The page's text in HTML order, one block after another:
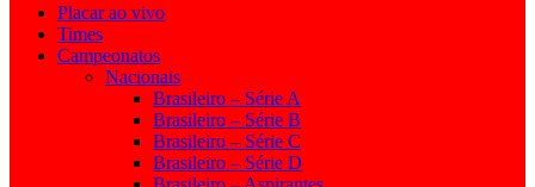
Placar ao vivo
Times
Campeonatos
Nacionais
Brasileiro – Série A
Brasileiro – Série B
Brasileiro – Série C
Brasileiro – Série D